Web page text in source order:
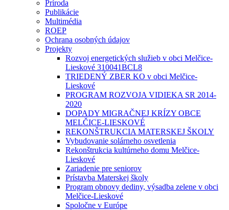
Príroda
Publikácie
Multimédia
ROEP
Ochrana osobných údajov
Projekty
Rozvoj energetických služieb v obci Melčice-
Lieskové 310041BCL8
TRIEDENÝ ZBER KO v obci Melčice-
Lieskové
PROGRAM ROZVOJA VIDIEKA SR 2014-
2020
DOPADY MIGRAČNEJ KRÍZY OBCE
MELČICE-LIESKOVÉ
REKONŠTRUKCIA MATERSKEJ ŠKOLY
Vybudovanie solárneho osvetlenia
Rekonštrukcia kultúrneho domu Melčice-
Lieskové
Zariadenie pre seniorov
Prístavba Materskej školy
Program obnovy dediny, výsadba zelene v obci
Melčice-Lieskové
Spoločne v Európe